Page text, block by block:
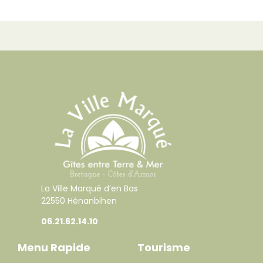
La Ville Marqué d’en Bas
22550 Hénanbihen
06.21.62.14.10
Menu Rapide Tourisme